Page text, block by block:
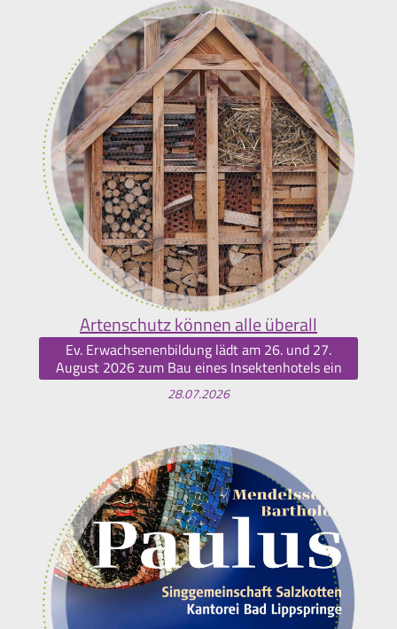
Artenschutz können alle überall
Ev. Erwachsenenbildung lädt am 26. und 27.
August 2026 zum Bau eines Insektenhotels ein
28.07.2026